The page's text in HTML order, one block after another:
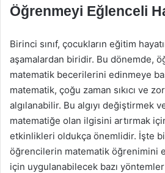
Öğrenmeyi Eğlenceli
Birinci sınıf, çocukların eğitim
aşamalardan biridir. Bu dönemde,
matematik becerilerini edinmeye
matematik, çoğu zaman sıkıcı ve
algılanabilir. Bu algıyı değiştirmek
matematiğe olan ilgisini artırmak
etkinlikleri oldukça önemlidir. İşte
öğrencilerin matematik öğrenimini
için uygulanabilecek bazı